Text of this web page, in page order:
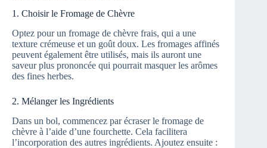
1. Choisir le Fromage de Chèvre
Optez pour un fromage de chèvre frais, qui a une
texture crémeuse et un goût doux. Les fromages affinés
peuvent également être utilisés, mais ils auront une
saveur plus prononcée qui pourrait masquer les arômes
des fines herbes.
2. Mélanger les Ingrédients
Dans un bol, commencez par écraser le fromage de
chèvre à l’aide d’une fourchette. Cela facilitera
l’incorporation des autres ingrédients. Ajoutez ensuite :